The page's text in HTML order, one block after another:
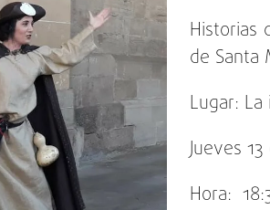
Historias
de Santa
Lugar:
Jueves
Hora: